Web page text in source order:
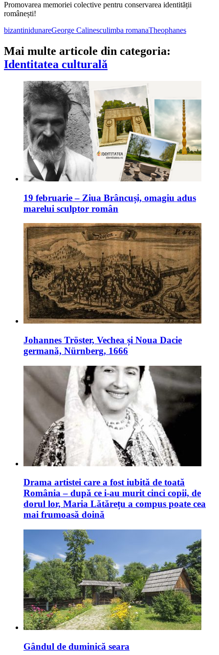
Promovarea memoriei colective pentru conservarea identității
românești!
bizantinidunareGeorge Calinesculimba romanaTheophanes
Mai multe articole din categoria:
Identitatea culturală
19 februarie – Ziua Brâncuși, omagiu adus
marelui sculptor român
Johannes Tröster, Vechea și Noua Dacie
germană, Nürnberg, 1666
Drama artistei care a fost iubită de toată
România – după ce i-au murit cinci copii, de
dorul lor, Maria Lătărețu a compus poate cea
mai frumoasă doină
Gândul de duminică seara